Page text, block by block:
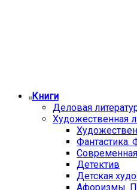
Книги
Деловая
Художественная
Фантастика.
Детектив
Детская
Афоризмы.